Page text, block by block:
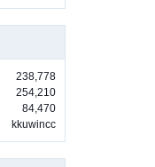
238,778
254,210
84,470
kkuwincc